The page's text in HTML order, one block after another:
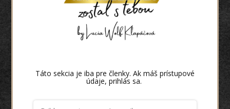
Táto sekcia je iba pre členky. Ak máš prístupové
údaje, prihlás sa.